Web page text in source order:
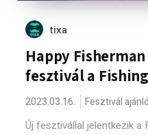
tixa
Happy
fesztivál a
2023.03.16. Fesztivál ajánló
Új fesztivállal jelentkezik a